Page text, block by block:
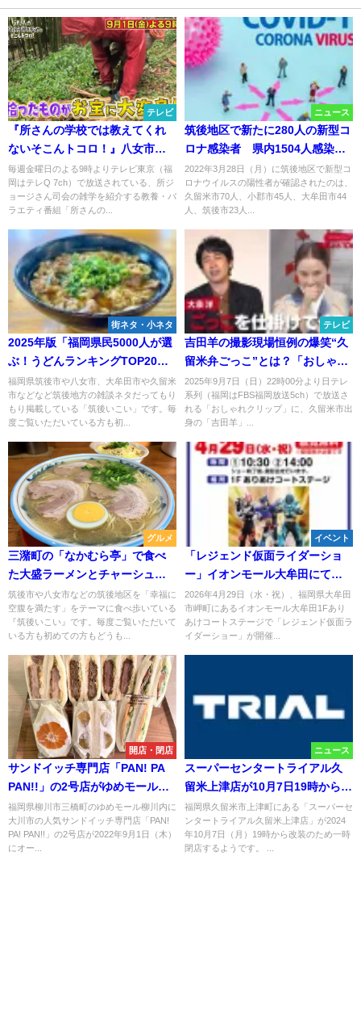
テレビ
『所さんの学校では教えてくれ
ないそこんトコロ！』八女市の
山でしか拾えない物がまさかの
お宝に大変身！？ 9月1日夜9時
より放送
毎週金曜日のよる9時よりテレビ東京（福
岡はテレQ 7ch）で放送されている、所ジ
ョージさん司会の雑学を紹介する教養・バ
ラエティ番組「所さんの...
ニュース
筑後地区で新たに280人の新型コ
ロナ感染者 県内1504人感染【3
月28日】
2022年3月28日（月）に筑後地区で新型コ
ロナウイルスの陽性者が確認されたのは、
久留米市70人、小郡市45人、大牟田市44
人、筑後市23人...
街ネタ・小ネタ
2025年版「福岡県民5000人が選
ぶ！うどんランキングTOP20」
に1位と2位含めて筑後地方から6
店もランクインしてた！
福岡県筑後市や八女市、大牟田市や久留米
市などなど筑後地方の雑談ネタだってもり
もり掲載している「筑後いこい」です。毎
度ご覧いただいている方も初...
テレビ
吉田羊の撮影現場恒例の爆笑“久
留米弁ごっこ”とは？「おしゃれ
クリップ」9月7日放送
2025年9月7日（日）22時00分より日テレ
系列（福岡はFBS福岡放送5ch）で放送さ
れる「おしゃれクリップ」に、久留米市出
身の「吉田羊」...
グルメ
三潴町の「なかむら亭」で食べ
た大盛ラーメンとチャーシュー
丼
筑後市や八女市などの筑後地区を「幸福に
空腹を満たす」をテーマに食べ歩いている
『筑後いこい』です。毎度ご覧いただいて
いる方も初めての方もどうも...
イベント
「レジェンド仮面ライダーショ
ー」イオンモール大牟田にて観
覧無料で開催！
2026年4月29日（水・祝）、福岡県大牟田
市岬町にあるイオンモール大牟田1Fあり
あけコートステージで「レジェンド仮面ラ
イダーショー」が開催...
開店・閉店
サンドイッチ専門店「PAN! PA
PAN!!」の2号店がゆめモール柳
川にオープンするみたい。9月1
日
福岡県柳川市三橋町のゆめモール柳川内に
大川市の人気サンドイッチ専門店「PAN!
PA! PAN!!」の2号店が2022年9月1日（木）
にオー...
ニュース
スーパーセンタートライアル久
留米上津店が10月7日19時から改
装のため閉店するみたい。
福岡県久留米市上津町にある「スーパーセ
ンタートライアル久留米上津店」が2024
年10月7日（月）19時から改装のため一時
閉店するようです。 ...